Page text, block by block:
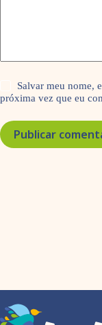
Salvar meu nome,
próxima vez que eu
Publicar